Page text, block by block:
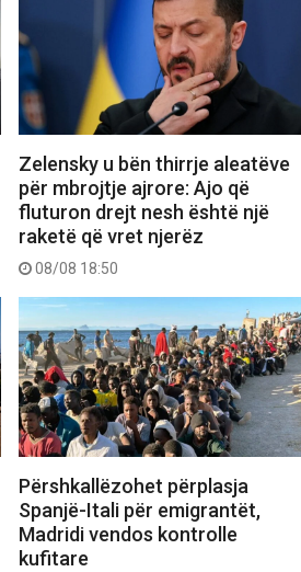
Zelensky u bën thirrje aleatëve
për mbrojtje ajrore: Ajo që
fluturon drejt nesh është një
raketë që vret njerëz
08/08 18:50
Përshkallëzohet përplasja
Spanjë-Itali për emigrantët,
Madridi vendos kontrolle
kufitare